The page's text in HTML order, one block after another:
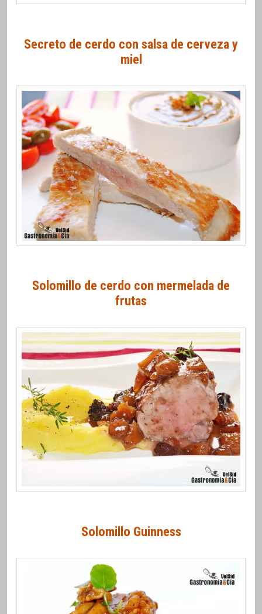
Secreto de cerdo con salsa de cerveza y
miel
Solomillo de cerdo con mermelada de
frutas
Solomillo Guinness